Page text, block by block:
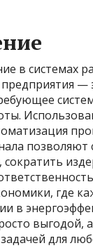
в системах
предприятия
позволяют
сократить
где
в
выгодой,
задачей для